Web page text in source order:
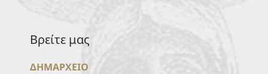
Βρείτε μας
ΔΗΜΑΡΧΕΙΟ